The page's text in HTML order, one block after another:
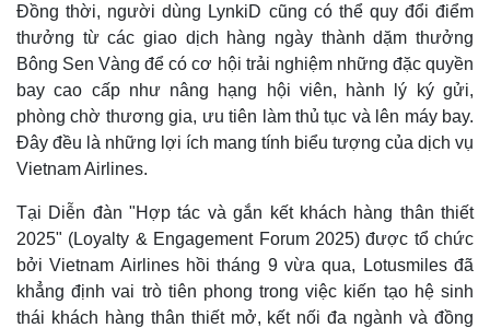
Đồng thời, người dùng LynkiD cũng có thể quy đổi điểm
thưởng từ các giao dịch hàng ngày thành dặm thưởng
Bông Sen Vàng để có cơ hội trải nghiệm những đặc quyền
bay cao cấp như nâng hạng hội viên, hành lý ký gửi,
phòng chờ thương gia, ưu tiên làm thủ tục và lên máy bay.
Đây đều là những lợi ích mang tính biểu tượng của dịch vụ
Vietnam Airlines.
Tại Diễn đàn "Hợp tác và gắn kết khách hàng thân thiết
2025" (Loyalty & Engagement Forum 2025) được tổ chức
bởi Vietnam Airlines hồi tháng 9 vừa qua, Lotusmiles đã
khẳng định vai trò tiên phong trong việc kiến tạo hệ sinh
thái khách hàng thân thiết mở, kết nối đa ngành và đồng